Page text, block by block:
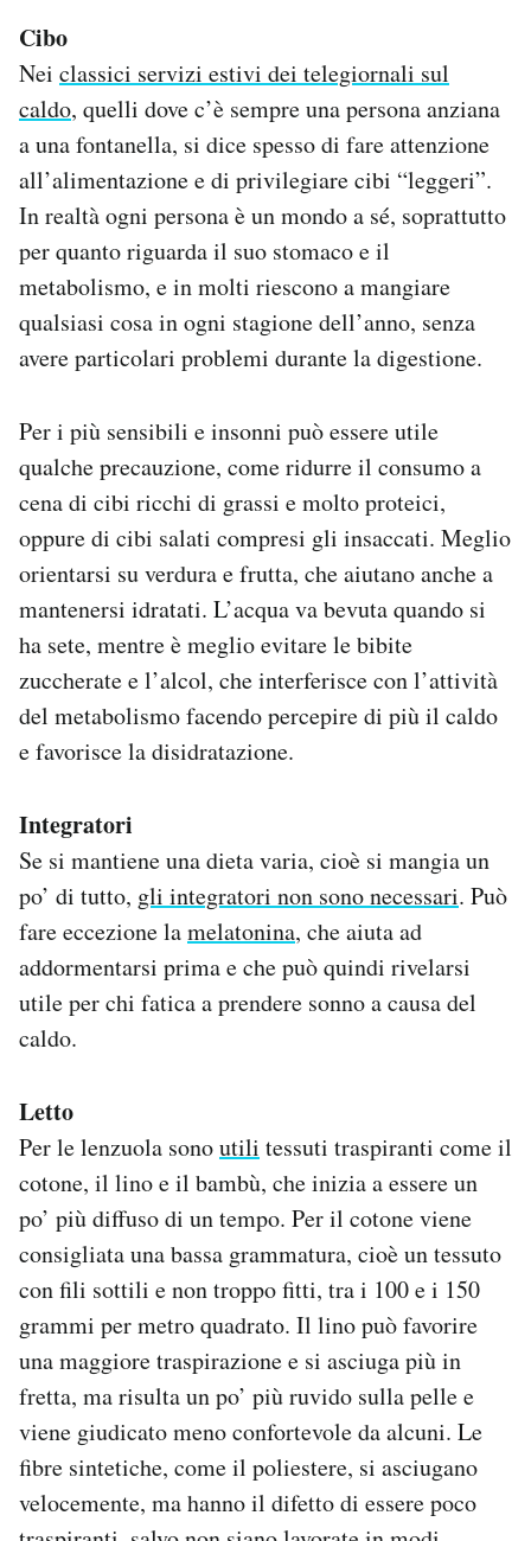
Cibo
Nei classici servizi estivi dei telegiornali sul
caldo, quelli dove c’è sempre una persona anziana
a una fontanella, si dice spesso di fare attenzione
all’alimentazione e di privilegiare cibi “leggeri”.
In realtà ogni persona è un mondo a sé, soprattutto
per quanto riguarda il suo stomaco e il
metabolismo, e in molti riescono a mangiare
qualsiasi cosa in ogni stagione dell’anno, senza
avere particolari problemi durante la digestione.
Per i più sensibili e insonni può essere utile
qualche precauzione, come ridurre il consumo a
cena di cibi ricchi di grassi e molto proteici,
oppure di cibi salati compresi gli insaccati. Meglio
orientarsi su verdura e frutta, che aiutano anche a
mantenersi idratati. L’acqua va bevuta quando si
ha sete, mentre è meglio evitare le bibite
zuccherate e l’alcol, che interferisce con l’attività
del metabolismo facendo percepire di più il caldo
e favorisce la disidratazione.
Integratori
Se si mantiene una dieta varia, cioè si mangia un
po’ di tutto, gli integratori non sono necessari. Può
fare eccezione lamelatonina, che aiuta ad
addormentarsi prima e che può quindi rivelarsi
utile per chi fatica a prendere sonno a causa del
caldo.
Letto
Per le lenzuola sonoutili tessuti traspiranti come il
cotone, il lino e il bambù, che inizia a essere un
po’ più diffuso di un tempo. Per il cotone viene
consigliata una bassa grammatura, cioè un tessuto
con fili sottili e non troppo fitti, tra i 100 e i 150
grammi per metro quadrato. Il lino può favorire
una maggiore traspirazione e si asciuga più in
fretta, ma risulta un po’ più ruvido sulla pelle e
viene giudicato meno confortevole da alcuni. Le
fibre sintetiche, come il poliestere, si asciugano
velocemente, ma hanno il difetto di essere poco